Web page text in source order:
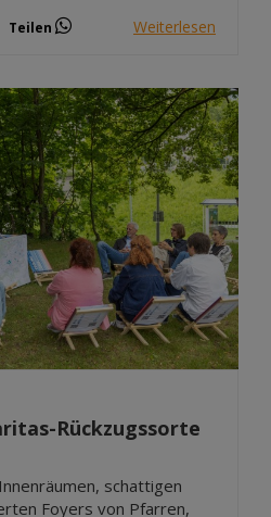
Teilen Weiterlesen
Rückzugssorte
schattigen
Foyers von Pfarren,